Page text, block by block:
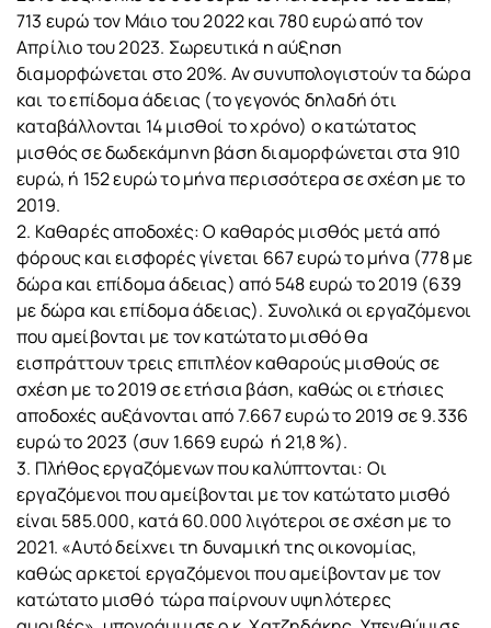
713 ευρώ τον Μάιο του 2022 και 780 ευρώ από τον
Απρίλιο του 2023. Σωρευτικά η αύξηση
διαμορφώνεται στο 20%. Αν συνυπολογιστούν τα δώρα
και το επίδομα άδειας (το γεγονός δηλαδή ότι
καταβάλλονται 14 μισθοί το χρόνο) ο κατώτατος
μισθός σε δωδεκάμηνη βάση διαμορφώνεται στα 910
ευρώ, ή 152 ευρώ το μήνα περισσότερα σε σχέση με το
2019.
2. Καθαρές αποδοχές: Ο καθαρός μισθός μετά από
φόρους και εισφορές γίνεται 667 ευρώ το μήνα (778 με
δώρα και επίδομα άδειας) από 548 ευρώ το 2019 (639
με δώρα και επίδομα άδειας). Συνολικά οι εργαζόμενοι
που αμείβονται με τον κατώτατο μισθό θα
εισπράττουν τρεις επιπλέον καθαρούς μισθούς σε
σχέση με το 2019 σε ετήσια βάση, καθώς οι ετήσιες
αποδοχές αυξάνονται από 7.667 ευρώ το 2019 σε 9.336
ευρώ το 2023 (συν 1.669 ευρώ ή 21,8 %).
3. Πλήθος εργαζόμενων που καλύπτονται: Οι
εργαζόμενοι που αμείβονται με τον κατώτατο μισθό
είναι 585.000, κατά 60.000 λιγότεροι σε σχέση με το
2021. «Αυτό δείχνει τη δυναμική της οικονομίας,
καθώς αρκετοί εργαζόμενοι που αμείβονταν με τον
κατώτατο μισθό τώρα παίρνουν υψηλότερες